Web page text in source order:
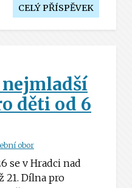
CELÝ PŘÍSPĚVEK
nejmladší
děti od 6
obor
se v Hradci nad
21. Dílna pro